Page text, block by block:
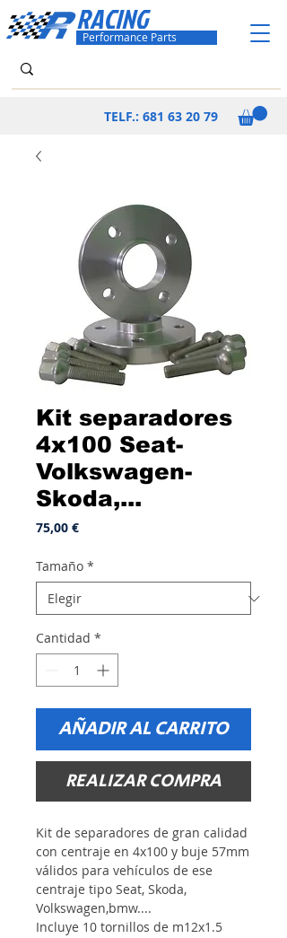
TELF.: 681 63 20 79
RACING
Performance Parts
Kit separadores
4x100 Seat-
Volkswagen-
Skoda,...
75,00 €Precio
Tamaño *
Cantidad *
AÑADIR AL CARRITO
REALIZAR COMPRA
Kit de separadores de gran calidad
con centraje en 4x100 y buje 57mm
válidos para vehículos de ese
centraje tipo Seat, Skoda,
Volkswagen,bmw....
Incluye 10 tornillos de m12x1.5